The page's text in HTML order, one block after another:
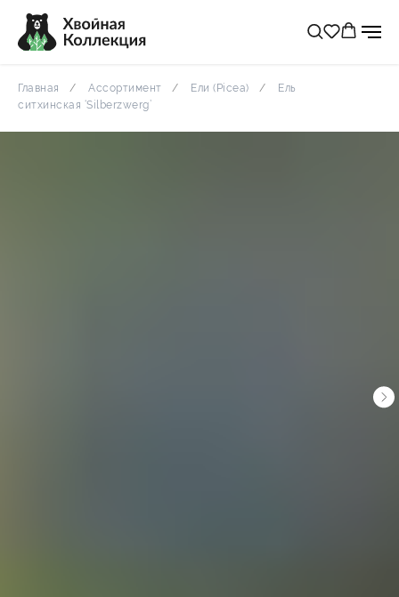
Главная Ассортимент Ели (Picea)
Ель
ситхинская ‘Silberzwerg’